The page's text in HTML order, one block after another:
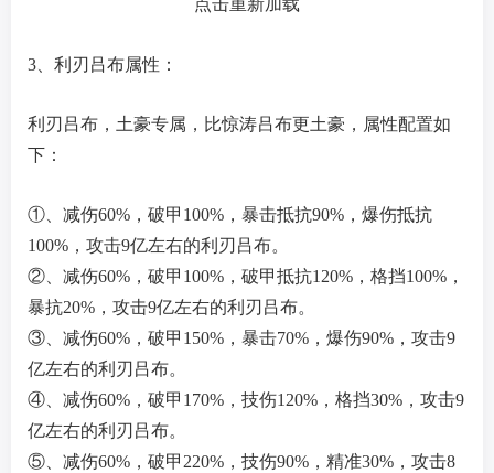
点击重新加载
3、利刃吕布属性：
利刃吕布，土豪专属，比惊涛吕布更土豪，属性配置如
下：
①、减伤60%，破甲100%，暴击抵抗90%，爆伤抵抗
100%，攻击9亿左右的利刃吕布。
②、减伤60%，破甲100%，破甲抵抗120%，格挡100%，
暴抗20%，攻击9亿左右的利刃吕布。
③、减伤60%，破甲150%，暴击70%，爆伤90%，攻击9
亿左右的利刃吕布。
④、减伤60%，破甲170%，技伤120%，格挡30%，攻击9
亿左右的利刃吕布。
⑤、减伤60%，破甲220%，技伤90%，精准30%，攻击8